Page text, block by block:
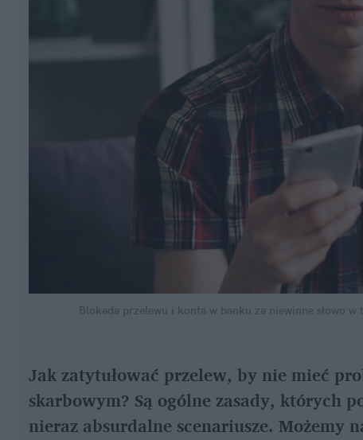
Blokada przelewu i konta w banku za niewinne słowo
Jak zatytułować przelew, by nie mieć
skarbowym? Są ogólne zasady, których
nieraz absurdalne scenariusze. Możemy